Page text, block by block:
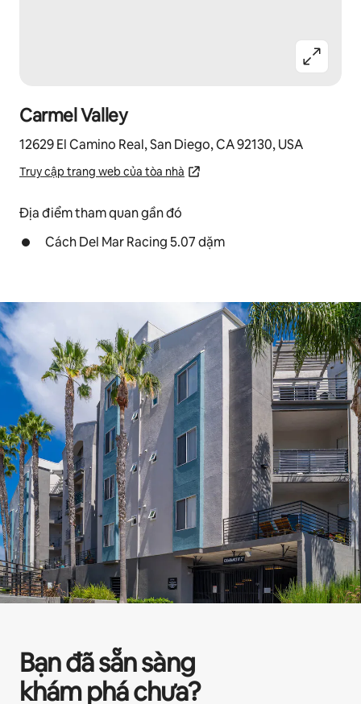
Carmel Valley
12629 El Camino Real, San Diego, CA 92130, USA
Truy cập trang web của tòa nhà
Địa điểm tham quan gần đó
Cách Del Mar Racing 5.07 dặm
Bạn đã sẵn sàng
khám phá chưa?